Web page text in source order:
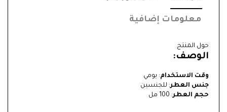
معلومات إضافية
حول المنتج
الوصف:
وقت الاستخدام: يومي
جنس العطر: للجنسين
حجم العطر: 100 مل